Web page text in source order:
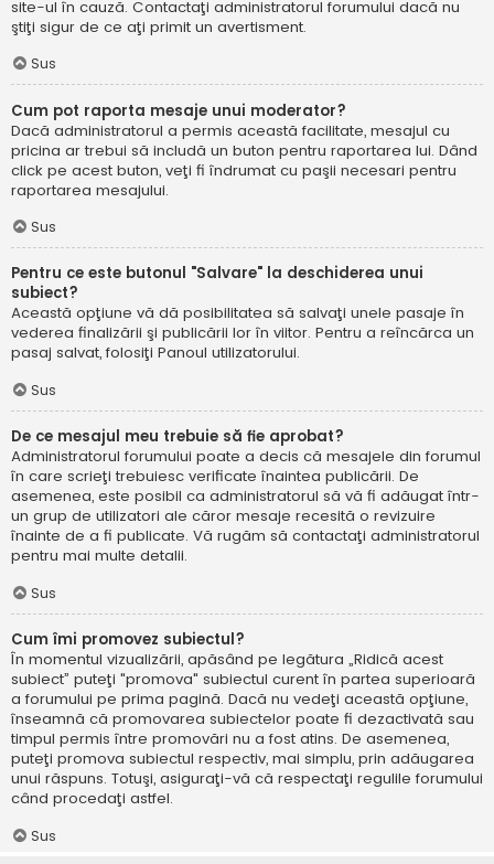
site-ul în cauză. Contactaţi administratorul forumului dacă nu
ştiţi sigur de ce aţi primit un avertisment.
Sus
Cum pot raporta mesaje unui moderator?
Dacă administratorul a permis această facilitate, mesajul cu
pricina ar trebui să includă un buton pentru raportarea lui. Dând
click pe acest buton, veţi fi îndrumat cu paşii necesari pentru
raportarea mesajului.
Sus
Pentru ce este butonul "Salvare" la deschiderea unui
subiect?
Această opţiune vă dă posibilitatea să salvaţi unele pasaje în
vederea finalizării şi publicării lor în viitor. Pentru a reîncărca un
pasaj salvat, folosiţi Panoul utilizatorului.
Sus
De ce mesajul meu trebuie să fie aprobat?
Administratorul forumului poate a decis că mesajele din forumul
în care scrieţi trebuiesc verificate înaintea publicării. De
asemenea, este posibil ca administratorul să vă fi adăugat într-
un grup de utilizatori ale căror mesaje recesită o revizuire
înainte de a fi publicate. Vă rugăm să contactaţi administratorul
pentru mai multe detalii.
Sus
Cum îmi promovez subiectul?
În momentul vizualizării, apăsând pe legătura „Ridică acest
subiect” puteţi "promova" subiectul curent în partea superioară
a forumului pe prima pagină. Dacă nu vedeţi această opţiune,
înseamnă că promovarea subiectelor poate fi dezactivată sau
timpul permis între promovări nu a fost atins. De asemenea,
puteţi promova subiectul respectiv, mai simplu, prin adăugarea
unui răspuns. Totuşi, asiguraţi-vă că respectaţi regulile forumului
când procedaţi astfel.
Sus